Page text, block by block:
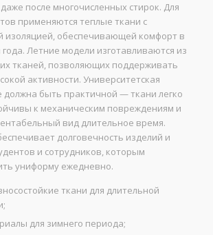
после многочисленных стирок. Для
применяются теплые ткани с
изоляцией, обеспечивающей комфорт в
Летние модели изготавливаются из
тканей, позволяющих поддерживать
активности. Университетская
быть практичной — ткани легко
к механическим повреждениям и
вид длительное время.
долговечность изделий и
и сотрудников, которым
униформу ежедневно.
ткани для длительной
для зимнего периода;